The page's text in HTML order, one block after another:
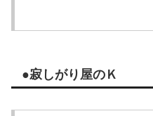
●寂しがり屋のＫ